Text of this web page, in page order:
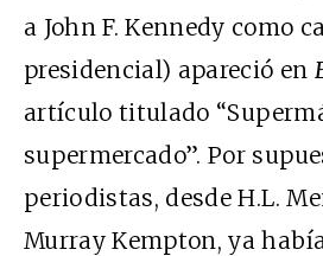
a John F. Kennedy como
presidencial) apareció en
artículo titulado
supermercado”. Por
periodistas, desde H.L.
Murray Kempton, ya